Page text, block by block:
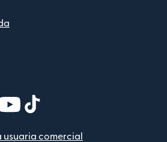
nueva)
una ventana nueva)
en una ventana nueva)
abre en una ventana nueva)
(se abre en una ventana nueva)
usuaria comercial